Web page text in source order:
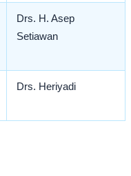
Drs. H. Asep
Setiawan
Drs. Heriyadi